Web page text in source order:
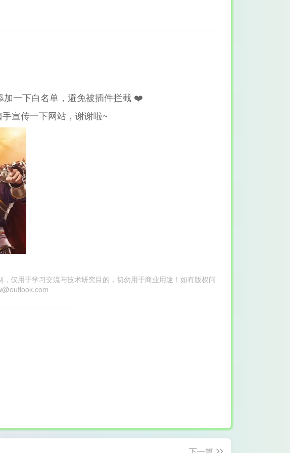
一下白名单，避免被插件拦截 ❤️
宣传一下网站，谢谢啦~
仅用于学习交流与技术研究目的，切勿用于商业用途！如有版权问